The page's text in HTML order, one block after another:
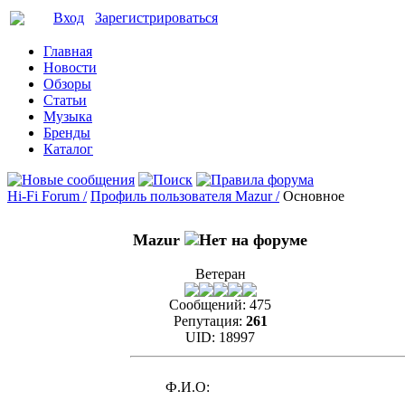
Вход Зарегистрироваться
Главная
Новости
Обзоры
Статьи
Музыка
Бренды
Каталог
Hi-Fi Forum / Профиль пользователя Mazur / Основное
Mazur
Ветеран
Сообщений: 475
Репутация: 261
UID: 18997
Ф.И.О: